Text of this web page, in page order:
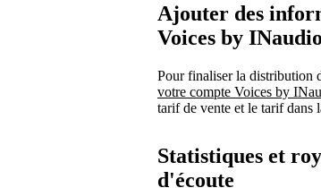
Ajouter des
Voices by INaudio
Pour finaliser la distribution
votre compte Voices by
tarif de vente et le tarif dans
Statistiques et
d'écoute